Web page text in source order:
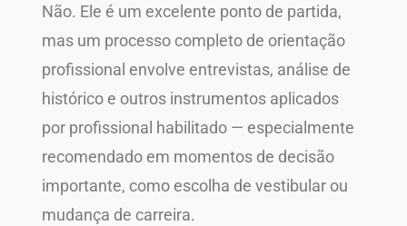
Não. Ele é um excelente ponto de partida,
mas um processo completo de orientação
profissional envolve entrevistas, análise de
histórico e outros instrumentos aplicados
por profissional habilitado — especialmente
recomendado em momentos de decisão
importante, como escolha de vestibular ou
mudança de carreira.